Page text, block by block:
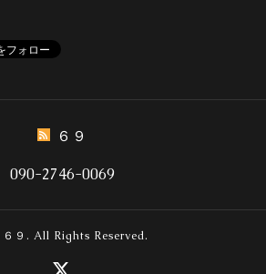
６９
090-2746-0069
６９ . All Rights Reserved.